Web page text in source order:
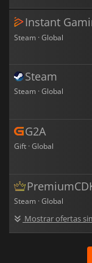
Instant
Steam · Global
Steam
Steam · Global
G2A
Gift · Global
Steam · Global
Mostrar ofertas